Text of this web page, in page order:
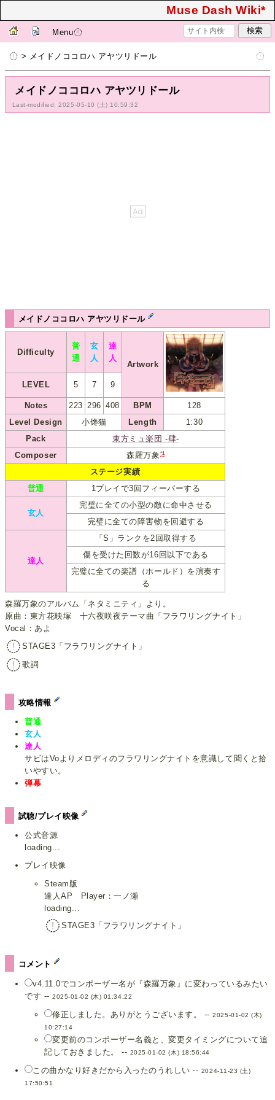
Muse Dash Wiki*
Menu
> メイドノココロハ アヤツリドール
メイドノココロハ アヤツリドール
Last-modified: 2025-05-10 (土) 10:59:32
メイドノココロハ アヤツリドール
Difficulty
普
通
玄
人
達
人
Artwork
LEVEL 5 7 9
Notes 223 296 408 BPM
128
Level Design
小馋猫 Length
1:30
Pack
東方ミュ楽団 -肆-
Composer
森羅万象*1
ステージ実績
普通
1プレイで3回フィーバーする
玄人
完璧に全ての小型の敵に命中させる
完璧に全ての障害物を回避する
達人
「S」ランクを2回取得する
傷を受けた回数が16回以下である
完璧に全ての楽譜（ホールド）を演奏す
る
森羅万象のアルバム「ネタミニティ」より。
原曲：東方花映塚 十六夜咲夜テーマ曲「フラワリングナイト」
Vocal：あよ
STAGE3「フラワリングナイト」
歌詞
攻略情報
普通
玄人
達人
サビはVoよりメロディのフラワリングナイトを意識して聞くと拾
いやすい。
弾幕
試聴/プレイ映像
公式音源
loading...
プレイ映像
Steam版
達人AP Player：一ノ瀬
loading...
STAGE3「フラワリングナイト」
コメント
v4.11.0でコンポーザー名が『森羅万象』に変わっているみたい
です --2025-01-02 (木) 01:34:22
修正しました。ありがとうございます。 --2025-01-02 (木)
10:27:14
変更前のコンポーザー名義と、変更タイミングについて追
記しておきました。 -- 2025-01-02 (木) 18:56:44
この曲かなり好きだから入ったのうれしい -- 2024-11-23 (土)
17:50:51